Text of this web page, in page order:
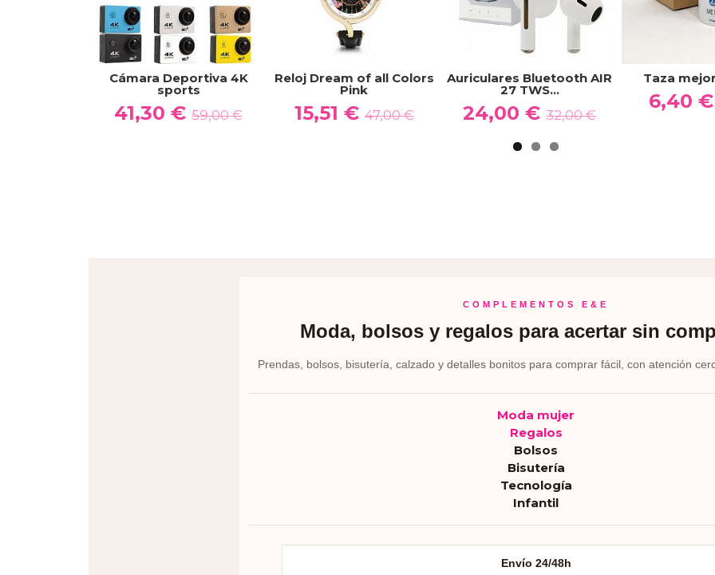
Cámara Deportiva 4K
sports
41,30 €59,00 €
Reloj Dream of all Colors
Pink
15,51 € 47,00 €
Auriculares Bluetooth AIR
27 TWS...
24,00 €32,00 €
Taza
6,40 €
COMPLEMENTOS E&E
Moda, bolsos y regalos para acertar sin
Prendas, bolsos, bisutería, calzado y detalles bonitos para comprar fácil, con atención
Moda mujer
Regalos
Bolsos
Bisutería
Tecnología
Infantil
Envío 24/48h